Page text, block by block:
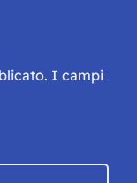
I campi